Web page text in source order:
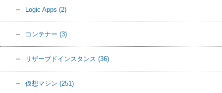
Logic Apps (2)
コンテナー (3)
リザーブドインスタンス (36)
仮想マシン (251)